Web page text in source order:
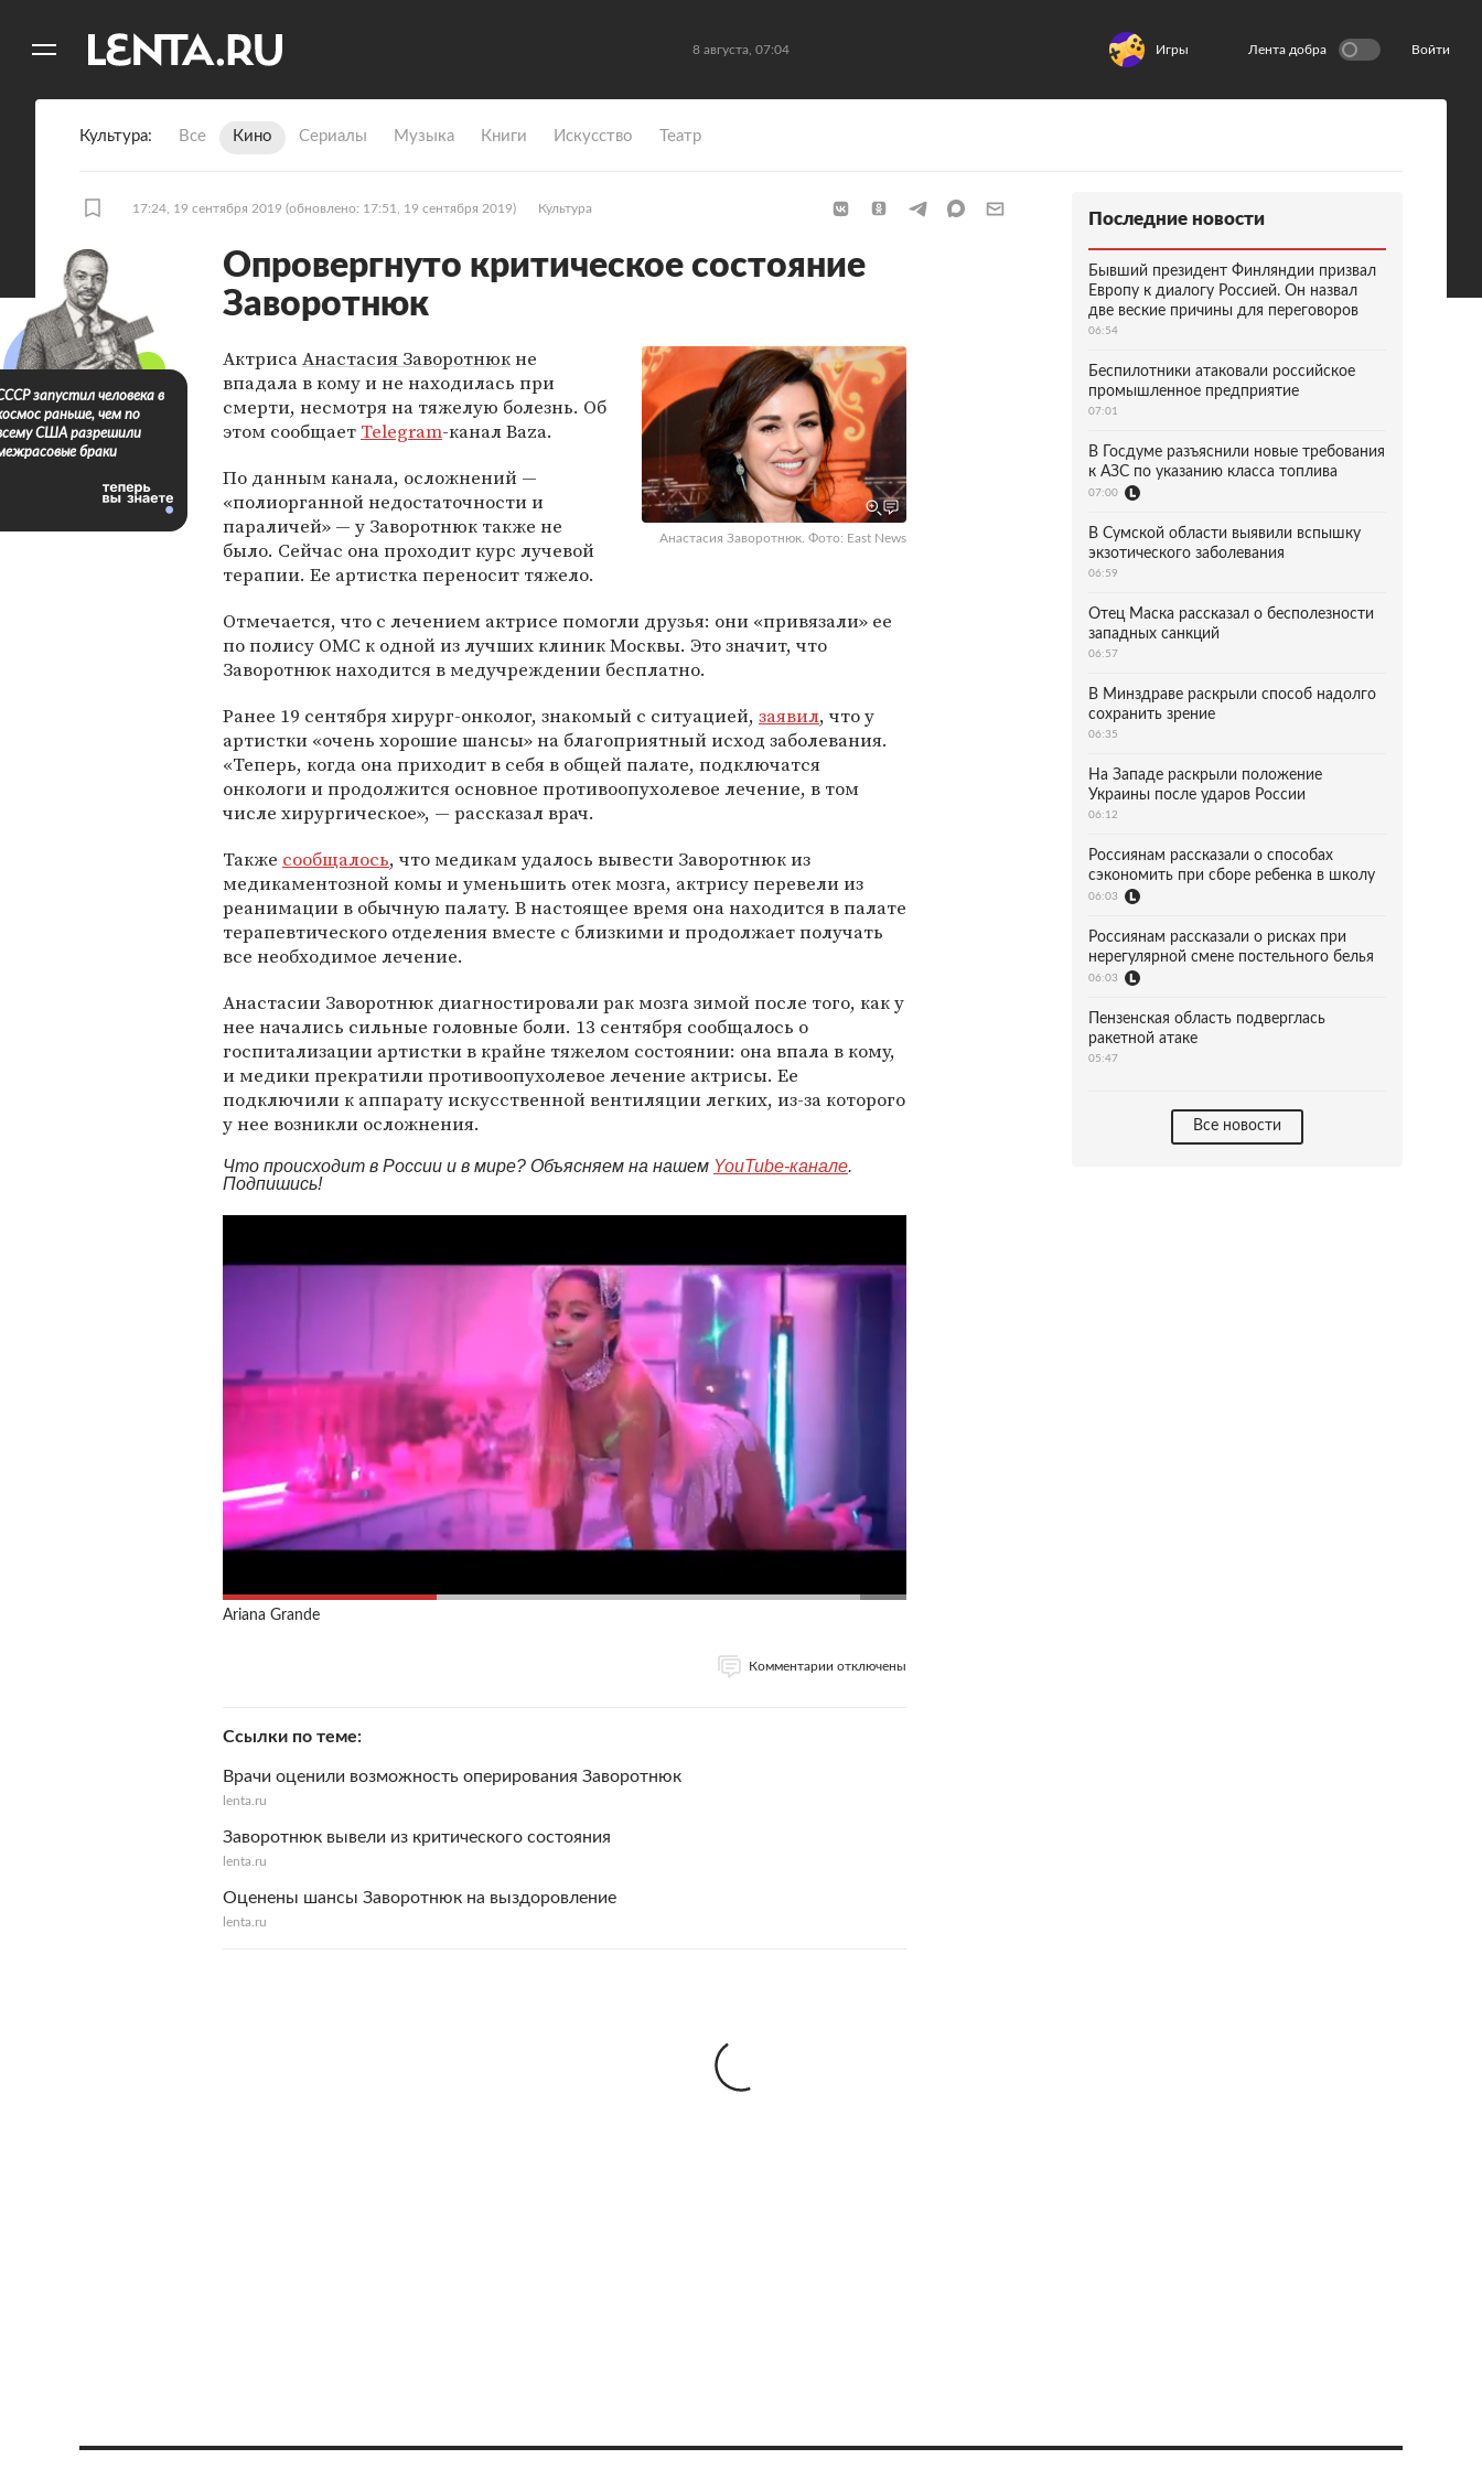
8 августа, 07:04 Игры Лента добра Войти
Культура Все Кино Сериалы Музыка Книги Искусство Театр
17:24, 19 сентября 2019 (обновлено: 17:51, 19 сентября 2019) Культура
Опровергнуто критическое состояние
Заворотнюк
Анастасия Заворотнюк. Фото: East News
АктрисаАнастасия Заворотнюкне
впадала в кому и не находилась при
смерти, несмотря на тяжелую болезнь. Об
этом сообщает Telegram-канал Baza.
По данным канала, осложнений —
«полиорганной недостаточности и
параличей» — у Заворотнюк также не
было. Сейчас она проходит курс лучевой
терапии. Ее артистка переносит тяжело.
Отмечается, что с лечением актрисе помогли друзья: они «привязали» ее
по полису ОМС к одной из лучших клиник Москвы. Это значит, что
Заворотнюк находится в медучреждении бесплатно.
Ранее 19 сентября хирург-онколог, знакомый с ситуацией, заявил, что у
артистки «очень хорошие шансы» на благоприятный исход заболевания.
«Теперь, когда она приходит в себя в общей палате, подключатся
онкологи и продолжится основное противоопухолевое лечение, в том
числе хирургическое», — рассказал врач.
Также сообщалось, что медикам удалось вывести Заворотнюк из
медикаментозной комы и уменьшить отек мозга, актрису перевели из
реанимации в обычную палату. В настоящее время она находится в палате
терапевтического отделения вместе с близкими и продолжает получать
все необходимое лечение.
Анастасии Заворотнюк диагностировали рак мозга зимой после того, как у
нее начались сильные головные боли. 13 сентября сообщалось о
госпитализации артистки в крайне тяжелом состоянии: она впала в кому,
и медики прекратили противоопухолевое лечение актрисы. Ее
подключили к аппарату искусственной вентиляции легких, из-за которого
у нее возникли осложнения.
Что происходит в России и в мире? Объясняем на нашем YouTube-канале.
Подпишись!
Ariana Grande
Комментарии отключены
Ссылки по теме
Врачи оценили возможность оперирования Заворотнюк
lenta.ru
Заворотнюк вывели из критического состояния
lenta.ru
Оценены шансы Заворотнюк на выздоровление
lenta.ru
запустил человека в
раньше, чем по
США разрешили
браки
Последние новости
Бывший президент Финляндии призвал
Европу к диалогу Россией. Он назвал
две веские причины для переговоров
06:54
Беспилотники атаковали российское
промышленное предприятие
07:01
В Госдуме разъяснили новые требования
к АЗС по указанию класса топлива
07:00
В Сумской области выявили вспышку
экзотического заболевания
06:59
Отец Маска рассказал о бесполезности
западных санкций
06:57
В Минздраве раскрыли способ надолго
сохранить зрение
06:35
На Западе раскрыли положение
Украины после ударов России
06:12
Россиянам рассказали о способах
сэкономить при сборе ребенка в школу
06:03
Россиянам рассказали о рисках при
нерегулярной смене постельного белья
06:03
Пензенская область подверглась
ракетной атаке
05:47
Все новости